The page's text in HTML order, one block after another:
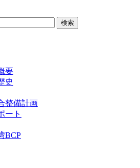
要
史
整備計画
ート
BCP